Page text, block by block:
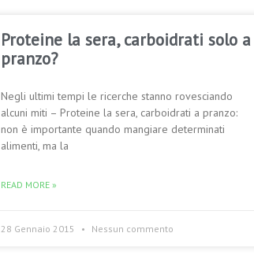
Proteine la sera, carboidrati solo a
pranzo?
Negli ultimi tempi le ricerche stanno rovesciando
alcuni miti – Proteine la sera, carboidrati a pranzo:
non è importante quando mangiare determinati
alimenti, ma la
READ MORE »
28 Gennaio 2015 Nessun commento